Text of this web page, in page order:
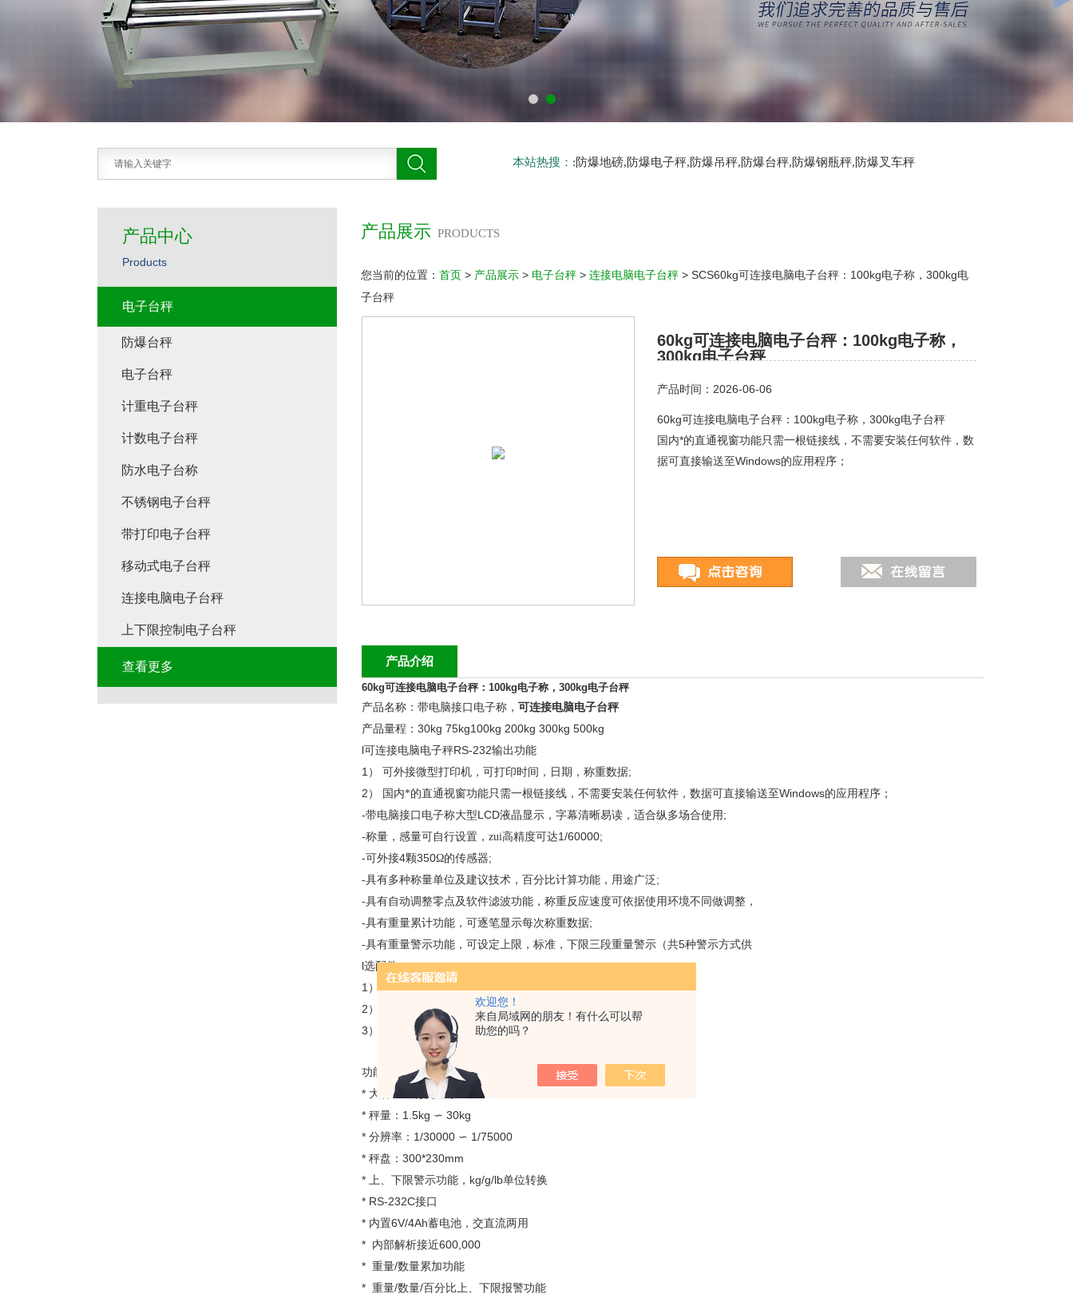
欢迎您！
来自局域网的朋友！有什么可以帮
助您的吗？
本站热搜： :防爆地磅,防爆电子秤,防爆吊秤,防爆台秤,防爆钢瓶秤,防爆叉车秤
产品展示 PRODUCTS
您当前的位置： 首页 > 产品展示 > 电子台秤 > 连接电脑电子台秤 > SCS60kg可连接电脑电子台秤：100kg电子称，300kg电
子台秤
60kg可连接电脑电子台秤：100kg电子称，
300kg电子台秤
产品时间：2026-06-06
60kg可连接电脑电子台秤：100kg电子称，300kg电子台秤
国内*的直通视窗功能只需一根链接线，不需要安装任何软件，数
据可直接输送至Windows的应用程序；
产品介绍
60kg可连接电脑电子台秤：100kg电子称，300kg电子台秤
产品名称：带电脑接口电子称， 可连接电脑电子台秤
产品量程： 30kg 75kg100kg 200kg 300kg 500kg
l可连接电脑电子秤RS-232输出功能
1） 可外接微型打印机，可打印时间，日期，称重数据;
2）
国内*的直通视窗功能只需一根链接线，不需要安装任何软件，数据可直接输送至Windows的应用程序；
-带电脑接口电子称大型LCD液晶显示，字幕清晰易读，适合纵多场合使用 ;
-称量，感量可自行设置，zui高精度可达1/60000;
-可外接4颗350Ω的传感器;
-具有多种称量单位及建议技术，百分比计算功能，用途广泛 ;
-具有自动调整零点及软件滤波功能，称重反应速度可依据使用环境不同做调整，
-具有重量累计功能，可逐笔显示每次称重数据;
-具有重量警示功能，可设定上限，标准，下限三段重量警示 （共5种警示方式供
l选配件:
1） 模拟信号输出功能， 或 方式
2）
开关信号输出功能
3）
可外接三色报警灯实现声光报警
功能介绍
* 大屏 LCD 背光显示
* 秤量： 1.5kg ∽ 30kg
* 分辨率： 1/30000 ∽ 1/75000
* 秤盘： 300*230mm
* 上、下限警示功能， kg/g/lb单位转换
* RS-232C接口
* 内置6V/4Ah蓄电池，交直流两用
* 内部解析接近600,000
* 重量/数量累加功能
* 重量/数量/百分比上、下限报警功能
产品中心
Products
电子台秤
防爆台秤
电子台秤
计重电子台秤
计数电子台秤
防水电子台称
不锈钢电子台秤
带打印电子台秤
移动式电子台秤
连接电脑电子台秤
上下限控制电子台秤
查看更多